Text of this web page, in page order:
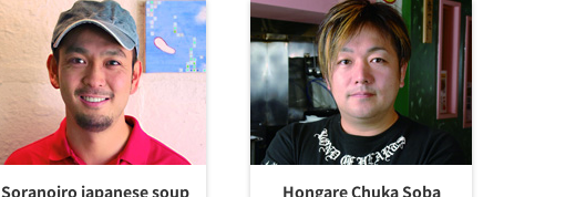
Soranoiro japanese soup
Hongare Chuka Soba